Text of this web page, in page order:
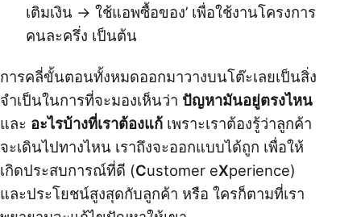
เติมเงิน → ใช้แอพซื้อของ’ เพื่อใช้งานโครงการ
คนละครึ่ง เป็นต้น
การคลี่ขั้นตอนทั้งหมดออกมาวางบนโต๊ะเลยเป็นสิ่ง
จำเป็นในการที่จะมองเห็นว่า ปัญหามันอยู่ตรงไหน
และ อะไรบ้างที่เราต้องแก้ เพราะเราต้องรู้ว่าลูกค้า
จะเดินไปทางไหน เราถึงจะออกแบบได้ถูก เพื่อให้
เกิดประสบการณ์ที่ดี (Customer eXperience)
และประโยชน์สูงสุดกับลูกค้า หรือ ใครก็ตามที่เรา